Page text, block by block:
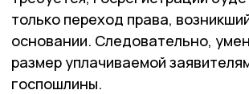
только переход права,
основании. Следовательно,
размер уплачиваемой
госпошлины.